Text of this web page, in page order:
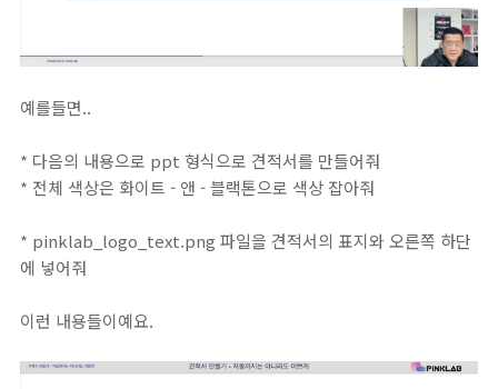
예를들면..
* 다음의 내용으로 ppt 형식으로 견적서를 만들어줘
* 전체 색상은 화이트 - 앤 - 블랙톤으로 색상 잡아줘
* pinklab_logo_text.png 파일을 견적서의 표지와 오른쪽 하단
에 넣어줘
이런 내용들이예요.